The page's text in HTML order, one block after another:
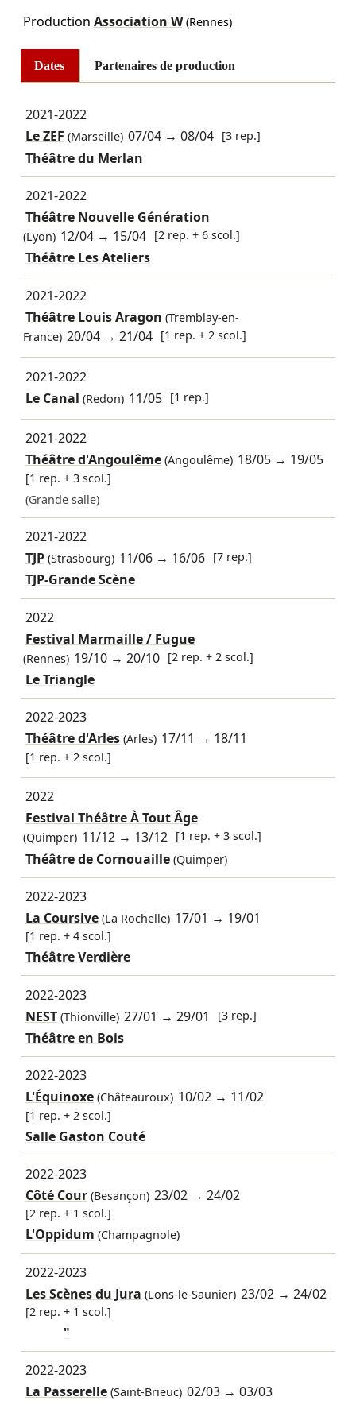
Production Association W(Rennes)
Dates Partenaires de production
2021-2022
Le ZEF (Marseille) 07/04 →08/04 [3 rep.]
Théâtre du Merlan
2021-2022
Théâtre Nouvelle Génération
(Lyon) 12/04 → 15/04 [2 rep. + 6 scol.]
Théâtre Les Ateliers
2021-2022
Théâtre Louis Aragon (Tremblay-en-
France) 20/04 →21/04 [1 rep. + 2 scol.]
2021-2022
Le Canal (Redon) 11/05 [1 rep.]
2021-2022
Théâtre d'Angoulême(Angoulême) 18/05 → 19/05
[1 rep. + 3 scol.]
(Grande salle)
2021-2022
TJP(Strasbourg) 11/06 → 16/06 [7 rep.]
TJP-Grande Scène
2022
Festival Marmaille / Fugue
(Rennes) 19/10 →20/10 [2 rep. + 2 scol.]
Le Triangle
2022-2023
Théâtre d'Arles(Arles) 17/11 → 18/11
[1 rep. + 2 scol.]
2022
Festival Théâtre À Tout Âge
(Quimper) 11/12 → 13/12 [1 rep. + 3 scol.]
Théâtre de Cornouaille (Quimper)
2022-2023
La Coursive(La Rochelle) 17/01 → 19/01
[1 rep. + 4 scol.]
Théâtre Verdière
2022-2023
NEST(Thionville) 27/01 →29/01 [3 rep.]
Théâtre en Bois
2022-2023
L'Équinoxe(Châteauroux) 10/02 → 11/02
[1 rep. + 2 scol.]
Salle Gaston Couté
2022-2023
Côté Cour(Besançon) 23/02 →24/02
[2 rep. + 1 scol.]
L'Oppidum (Champagnole)
2022-2023
Les Scènes du Jura (Lons-le-Saunier) 23/02 →24/02
[2 rep. + 1 scol.]
"
2022-2023
La Passerelle(Saint-Brieuc) 02/03 →03/03